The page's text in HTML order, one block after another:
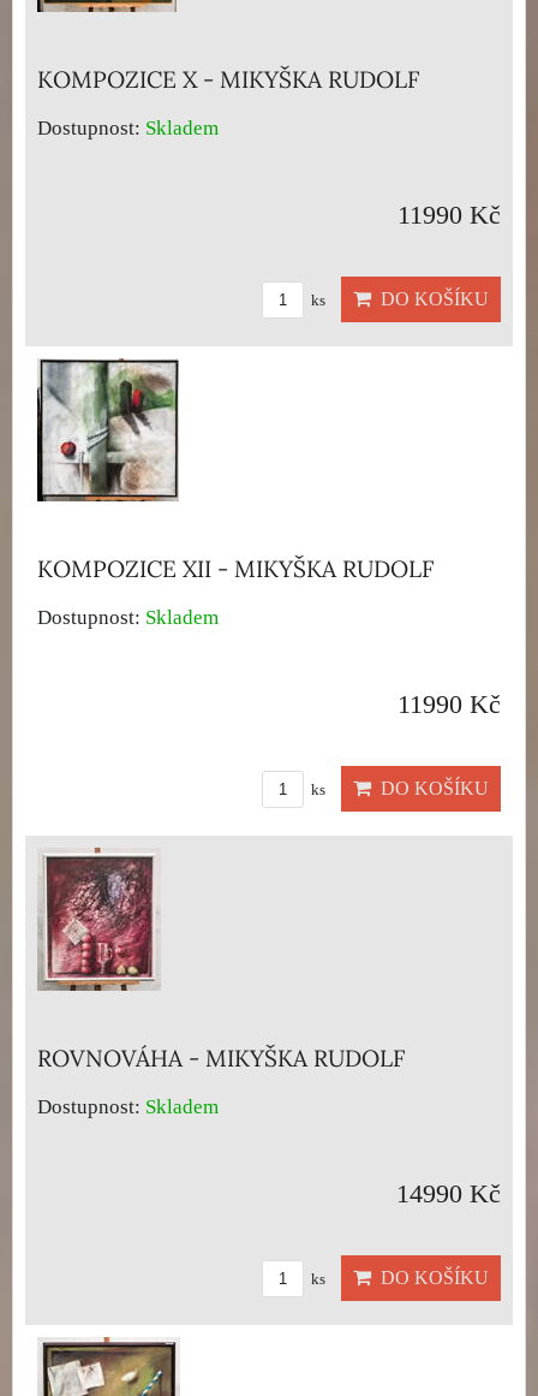
KOMPOZICE X - MIKYŠKA RUDOLF
Dostupnost: Skladem
11990 Kč
ks DO KOŠÍKU
KOMPOZICE XII - MIKYŠKA RUDOLF
Dostupnost: Skladem
11990 Kč
ks DO KOŠÍKU
ROVNOVÁHA - MIKYŠKA RUDOLF
Dostupnost: Skladem
14990 Kč
ks DO KOŠÍKU